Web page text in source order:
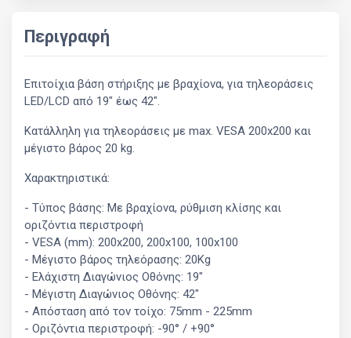
Περιγραφή
Επιτοίχια βάση στήριξης με βραχίονα, για τηλεοράσεις
LED/LCD από 19" έως 42".
Κατάλληλη για τηλεοράσεις με max. VESA 200x200 και
μέγιστο βάρος 20 kg.
Χαρακτηριστικά:
- Τύπος βάσης: Με βραχίονα, ρύθμιση κλίσης και
οριζόντια περιστροφή
- VESA (mm): 200x200, 200x100, 100x100
- Μέγιστο βάρος τηλεόρασης: 20Kg
- Ελάχιστη Διαγώνιος Οθόνης: 19"
- Μέγιστη Διαγώνιος Οθόνης: 42"
- Απόσταση από τον τοίχο: 75mm - 225mm
- Οριζόντια περιστροφή: -90° / +90°